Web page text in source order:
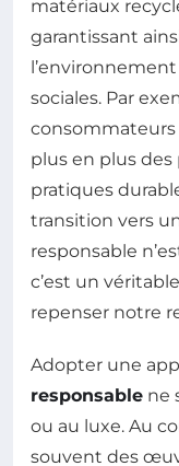
matériaux
garantissant
sociales. Par
consommateurs
plus en plus
pratiques
transition vers
responsable
c’est un
repenser notre
Adopter une
responsable ne
ou au luxe. Au
souvent des